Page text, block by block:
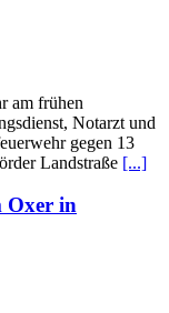
am frühen
Notarzt und
gegen 13
Landstraße [...]
Oxer in